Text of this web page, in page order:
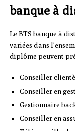
banque à
Le BTS banque à
variées dans
diplôme peuvent
Conseiller
Conseiller en
Gestionnaire
Conseiller en